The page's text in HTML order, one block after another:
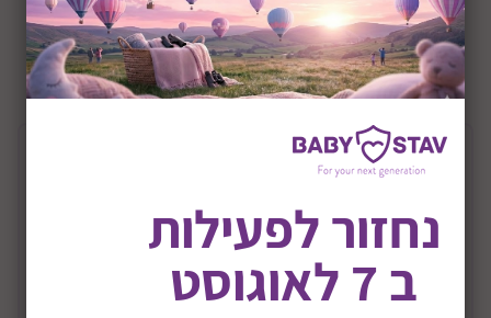
+4Y שיתוף:
תיאור המוצר
ערכת חותמות עץ דינוזאורים דגם Dinosaur
Stamp Set
ערכת חותמות עץ דינוזאורים מבית מליסה ודאג.
נחזור לפעילות
ב 7 לאוגוסט